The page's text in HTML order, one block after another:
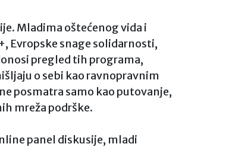
Mladima oštećenog vida i
Evropske snage solidarnosti,
pregled tih programa,
o sebi kao ravnopravnim
posmatra samo kao putovanje,
mreža podrške.
panel diskusije, mladi